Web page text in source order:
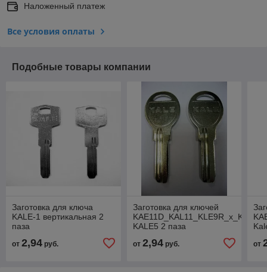
Наложенный платеж
Все условия оплаты
Подобные товары компании
Заготовка для ключа
KALE-1 вертикальная 2
паза
от 2,94 руб.
Заготовка для ключей
KAE11D_KAL11_KLE9R_x_KAE5
KALE5 2 паза
от 2,94руб. от